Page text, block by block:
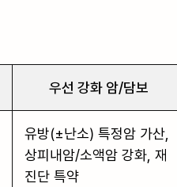
우선 강화 암/담보
유방(±난소) 특정암 가산,
상피내암/소액암 강화, 재
진단 특약